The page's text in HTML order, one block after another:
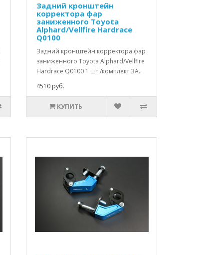
Задний кронштейн
корректора фар
заниженного Toyota
Alphard/Vellfire Hardrace
Q0100
Задний кронштейн корректора фар
заниженного Toyota Alphard/Vellfire
Hardrace Q0100 1 шт./комплект ЗА..
4510 руб.
КУПИТЬ